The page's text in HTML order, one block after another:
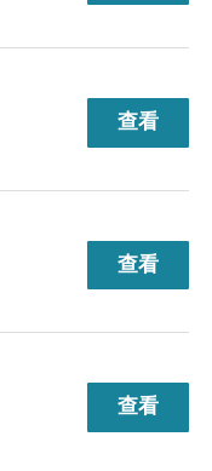
查看
查看
查看